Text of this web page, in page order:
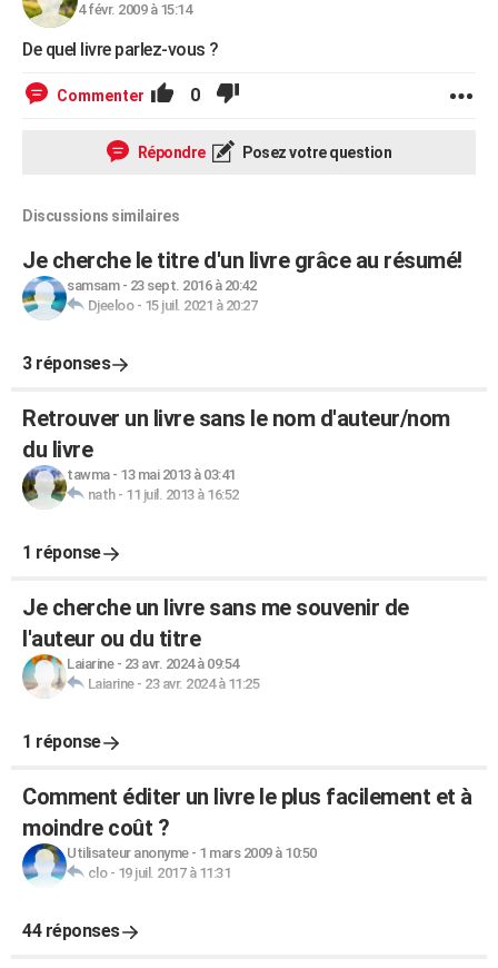
Dictionnaire
Biographies
Citations
Expressions
Proverbes
PROGRAMME TV
4 févr. 2009 à 15:14
De quel livre parlez-vous ?
Commenter 0
Répondre Posez votre question
Discussions similaires
Je cherche le titre d'un livre grâce au résumé!
samsam- 23 sept. 2016 à 20:42
Djeeloo- 15 juil. 2021 à 20:27
3 réponses
Retrouver un livre sans le nom d'auteur/nom
du livre
tawma- 13 mai 2013 à 03:41
nath- 11 juil. 2013 à 16:52
1 réponse
Je cherche un livre sans me souvenir de
l'auteur ou du titre
Laiarine- 23 avr. 2024 à 09:54
Laiarine- 23 avr. 2024 à 11:25
1 réponse
Comment éditer un livre le plus facilement et à
moindre coût ?
Utilisateur anonyme- 1 mars 2009 à 10:50
clo- 19 juil. 2017 à 11:31
44 réponses